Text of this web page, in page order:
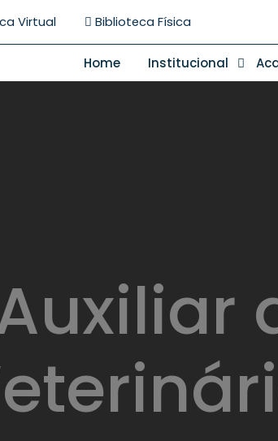
Virtual Biblioteca Física
Home Institucional